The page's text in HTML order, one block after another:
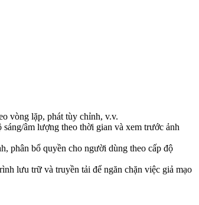
vòng lặp, phát tùy chỉnh, v.v.
âm lượng theo thời gian và xem trước ảnh
phân bổ quyền cho người dùng theo cấp độ
lưu trữ và truyền tải để ngăn chặn việc giả mạo